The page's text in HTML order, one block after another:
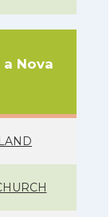
Nova